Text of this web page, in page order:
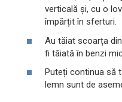
verticală și, cu o
împărțit în sferturi.
Au tăiat scoarța
fi tăiată în benzi
Puteți continua să
lemn sunt de